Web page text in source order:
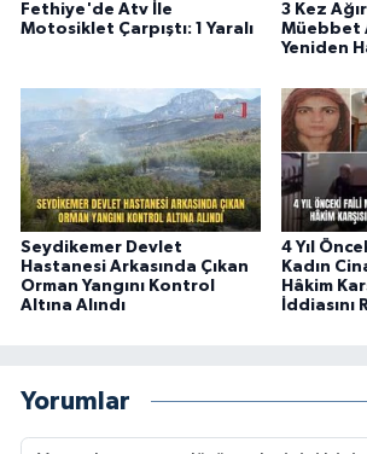
Fethiye'de Atv İle
Motosiklet Çarpıştı: 1 Yaralı
3 Kez
Müebbet
Yeniden
Seydikemer Devlet
Hastanesi Arkasında Çıkan
Orman Yangını Kontrol
Altına Alındı
4 Yıl
Kadın
Hâkim
Yorumlar